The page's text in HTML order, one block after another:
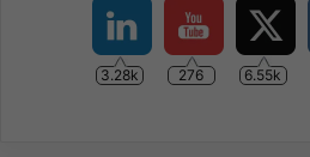
3.28k 276 6.55k